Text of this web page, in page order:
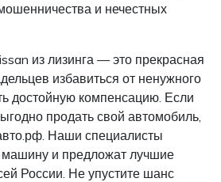
и нечестных
из лизинга — это прекрасная
избавиться от ненужного
достойную компенсацию. Если
продать свой автомобиль,
Наши специалисты
машину и предложат лучшие
России. Не упустите шанс